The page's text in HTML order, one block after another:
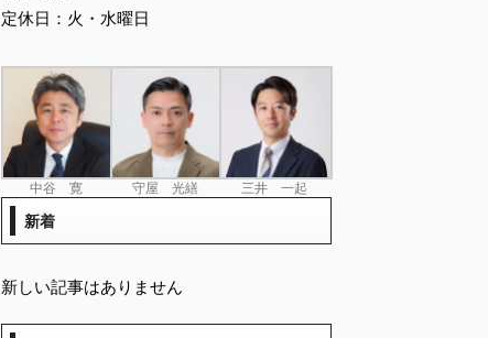
定休日：火・水曜日
中谷 寛 守屋 光繕 三井 一起
新着
新しい記事はありません